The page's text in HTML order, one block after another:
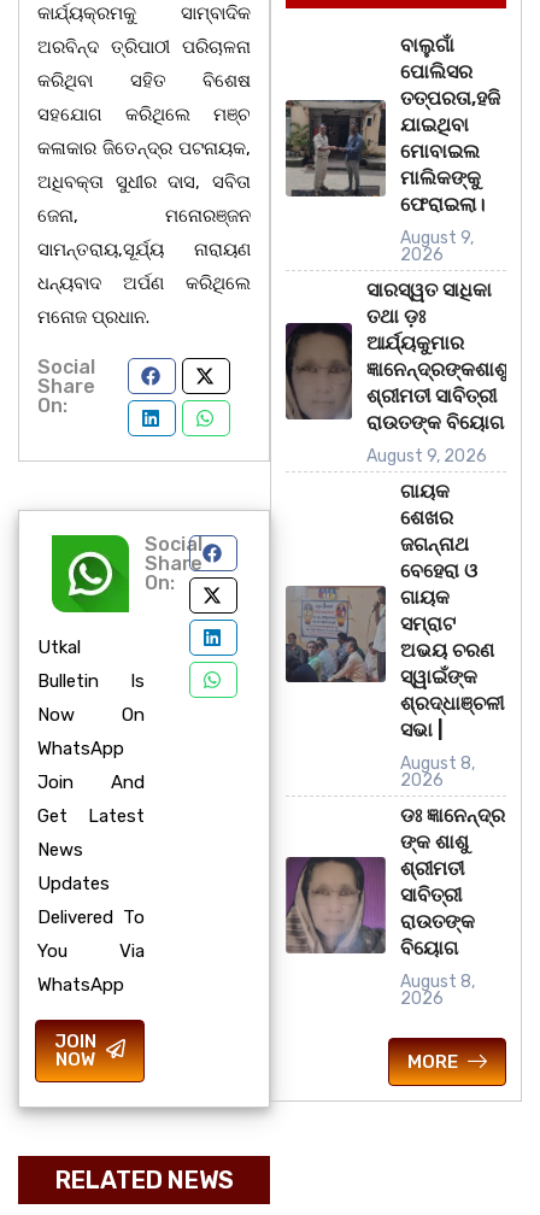
କାର୍ଯ୍ୟକ୍ରମକୁ ସାମ୍ବାଦିକ
ଅରବିନ୍ଦ ତ୍ରିପାଠୀ ପରିଚାଳନା
କରିଥିବା ସହିତ ବିଶେଷ
ସହଯୋଗ କରିଥିଲେ ମଞ୍ଚ
କଳାକାର ଜିତେନ୍ଦ୍ର ପଟନାୟକ,
ଅଧିବକ୍ତା ସୁଧୀର ଦାସ, ସବିତା
ଜେନା, ମନୋରଞ୍ଜନ
ସାମନ୍ତରାୟ,ସୂର୍ଯ୍ୟ ନାରାୟଣ
ଧନ୍ୟବାଦ ଅର୍ପଣ କରିଥିଲେ
ମନୋଜ ପ୍ରଧାନ.
Social
Share
On:
Utkal
Bulletin Is
Now On
WhatsApp
Join And
Get Latest
News
Updates
Delivered To
You Via
WhatsApp
JOIN
NOW
Social
Share
On:
RELATED NEWS
ବାଲୁଗାଁ
ପୋଲିସର
ତତ୍‌ପରତା,ହଜି
ଯାଇଥିବା
ମୋବାଇଲ
ମାଲିକଙ୍କୁ
ଫେରାଇଲା।
August 9,
2026
ସାରସ୍ୱତ ସାଧିକା
ତଥା ଡ଼ଃ
ଆର୍ଯ୍ୟକୁମାର
ଜ୍ଞାନେନ୍ଦ୍ରଙ୍କଶାଶୁ
ଶ୍ରୀମତୀ ସାବିତ୍ରୀ
ରାଉତଙ୍କ ବିୟୋଗ
August 9, 2026
ଗାୟକ
ଶେଖର
ଜଗନ୍ନାଥ
ବେହେରା ଓ
ଗାୟକ
ସମ୍ରାଟ
ଅଭୟ ଚରଣ
ସ୍ୱାଇଁଙ୍କ
ଶ୍ରଦ୍ଧାଞ୍ଚଳୀ
ସଭା |
August 8,
2026
ଡଃ ଜ୍ଞାନେନ୍ଦ୍ର
ଙ୍କ ଶାଶୁ
ଶ୍ରୀମତୀ
ସାବିତ୍ରୀ
ରାଉତଙ୍କ
ବିୟୋଗ
August 8,
2026
MORE